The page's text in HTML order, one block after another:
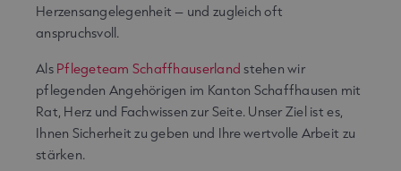
Herzensangelegenheit – und zugleich oft
anspruchsvoll.
Als Pflegeteam Schaffhauserland stehen wir
pflegenden Angehörigen im Kanton Schaffhausen mit
Rat, Herz und Fachwissen zur Seite. Unser Ziel ist es,
Ihnen Sicherheit zu geben und Ihre wertvolle Arbeit zu
stärken.